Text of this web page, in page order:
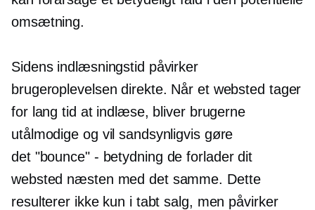
omsætning.
Sidens indlæsningstid påvirker
brugeroplevelsen direkte. Når et websted tager
for lang tid at indlæse, bliver brugerne
utålmodige og vil sandsynligvis gøre
det "bounce" - betydning de forlader dit
websted næsten med det samme. Dette
resulterer ikke kun i tabt salg, men påvirker